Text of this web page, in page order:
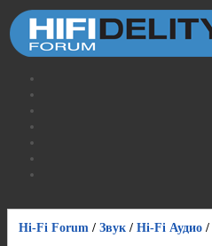
Hi-Fi Forum / Звук / Hi-Fi Аудио /